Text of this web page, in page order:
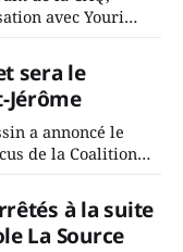
avec Youri
Y songeait-il
dans 2
les
sera le
Jérôme
a annoncé le
de la Coalition
qu'il est déçu du
incapacité, qu'il
à la suite
La Source